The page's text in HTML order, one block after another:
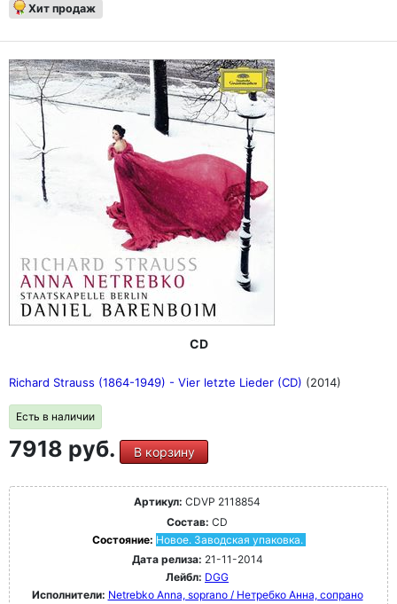
Хит продаж
CD
Richard Strauss (1864-1949) - Vier letzte Lieder (CD) (2014)
Есть в наличии
7918 руб. В корзину
Артикул: CDVP 2118854
Состав: CD
Состояние: Новое. Заводская упаковка.
Дата релиза: 21-11-2014
Лейбл: DGG
Исполнители: Netrebko Anna, soprano / Нетребко Анна, сопрано